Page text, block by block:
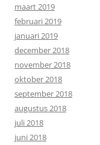
maart 2019
februari 2019
januari 2019
december 2018
november 2018
oktober 2018
september 2018
augustus 2018
juli 2018
juni 2018